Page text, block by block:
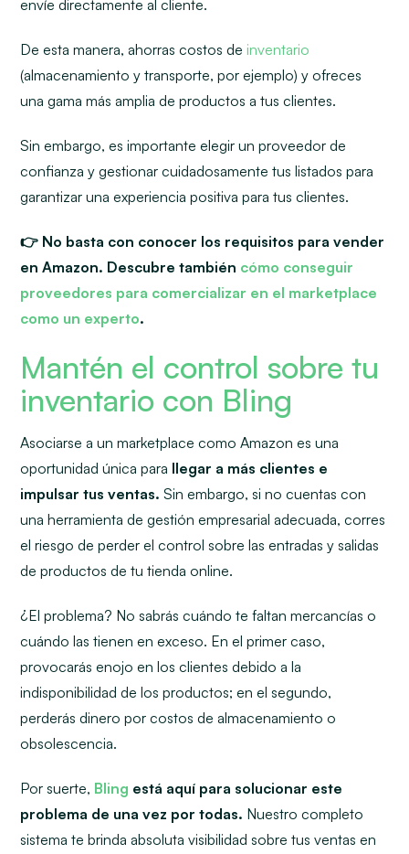
envíe directamente al cliente.
De esta manera, ahorras costos deinventario
(almacenamiento y transporte, por ejemplo) y ofreces
una gama más amplia de productos a tus clientes.
Sin embargo, es importante elegir un proveedor de
confianza y gestionar cuidadosamente tus listados para
garantizar una experiencia positiva para tus clientes.
👉 No basta con conocer los requisitos para vender
en Amazon. Descubre también cómo conseguir
proveedores para comercializar en el marketplace
como un experto.
Mantén el control sobre tu
inventario con Bling
Asociarse a un marketplace como Amazon es una
oportunidad única para llegar a más clientes e
impulsar tus ventas. Sin embargo, si no cuentas con
una herramienta de gestión empresarial adecuada, corres
el riesgo de perder el control sobre las entradas y salidas
de productos de tu tienda online.
¿El problema? No sabrás cuándo te faltan mercancías o
cuándo las tienen en exceso. En el primer caso,
provocarás enojo en los clientes debido a la
indisponibilidad de los productos; en el segundo,
perderás dinero por costos de almacenamiento o
obsolescencia.
Por suerte, Bling está aquí para solucionar este
problema de una vez por todas. Nuestro completo
sistema te brinda absoluta visibilidad sobre tus ventas en